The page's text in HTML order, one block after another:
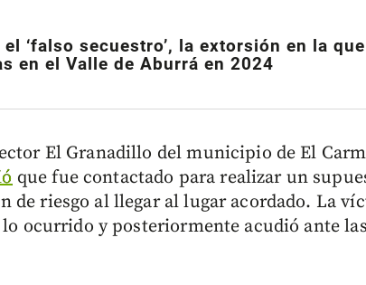
‘falso secuestro’, la extorsión en la
en el Valle de Aburrá en 2024
El Granadillo del municipio de El
que fue contactado para realizar un
de riesgo al llegar al lugar acordado. La
ocurrido y posteriormente acudió ante